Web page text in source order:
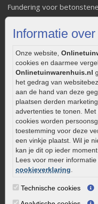
Informatie
Onze website,
cookies en daarmee
Onlinetuinwarenhuis.nl
het gedrag van
aan de hand van deze
plaatsen derden
advertenties te tonen.
cookies worden
toestemming voor deze
een vinkje plaatst. Wil je
kan je dit op ieder
Lees voor meer informatie
cookieverklaring.
Technische cookies
Fundering voor
Welke tuinstijl past bij mij
Strakke tuin inrichten
Onderhoud van gebakken
Aanlegtips voor
Zelf een terras aanleggen
Kleine stadstuin inrichten
0320 – 219170
Kaapstanderweg 41
8243 RB Lelystad
info@onlinetuinwarenhuis.nl
Routebeschrijving